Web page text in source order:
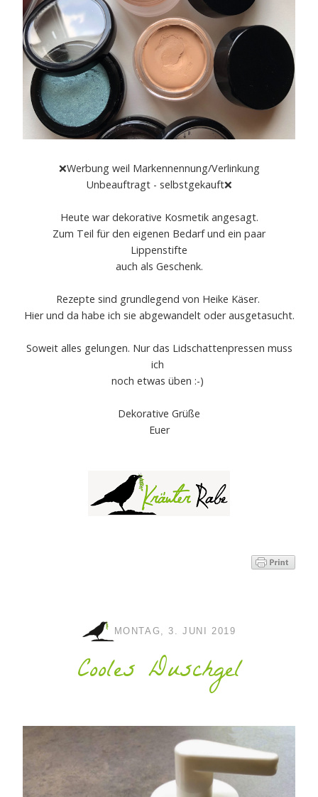
❌Werbung weil Markennennung/Verlinkung
Unbeauftragt - selbstgekauft❌
Heute war dekorative Kosmetik angesagt.
Zum Teil für den eigenen Bedarf und ein paar
Lippenstifte
auch als Geschenk.
Rezepte sind grundlegend von Heike Käser.
Hier und da habe ich sie abgewandelt oder ausgetasucht.
Soweit alles gelungen. Nur das Lidschattenpressen muss
ich
noch etwas üben :-)
Dekorative Grüße
Euer
MONTAG, 3. JUNI 2019
Cooles Duschgel